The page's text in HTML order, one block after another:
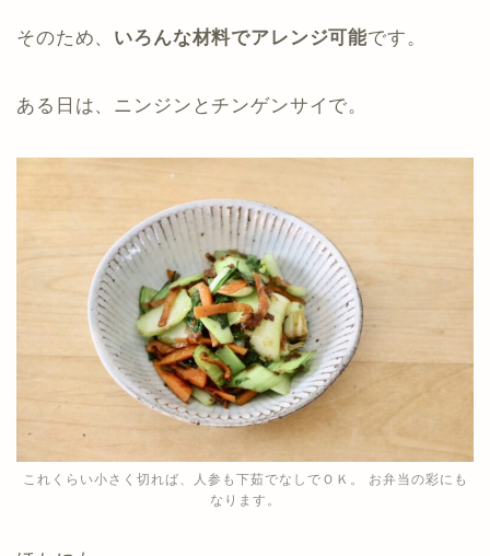
そのため、 いろんな材料でアレンジ可能です。
ある日は、ニンジンとチンゲンサイで。
これくらい小さく切れば、人参も下茹でなしでＯＫ。 お弁当の彩にも
なります。